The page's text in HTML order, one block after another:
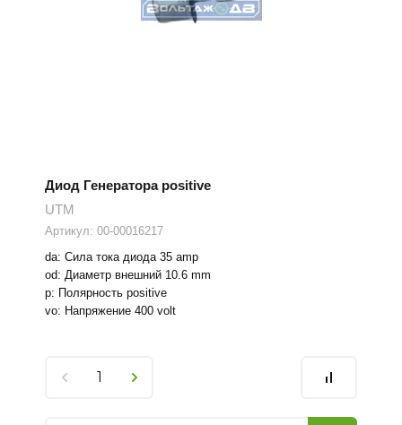
Диод Генератора positive
UTM
Артикул: 00-00016217
da: Сила тока диода 35 amp
od: Диаметр внешний 10.6 mm
p: Полярность positive
vo: Напряжение 400 volt